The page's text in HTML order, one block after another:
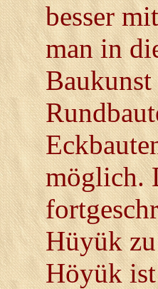
besser
man in
möglich.
Hüyük
Höyük